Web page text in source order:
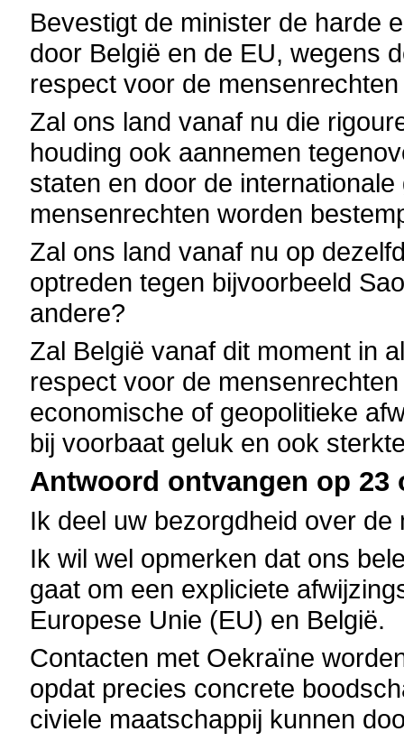
Bevestigt de minister de harde
door België en de EU, wegens
respect voor de
Zal ons land vanaf nu die
houding ook aannemen
staten en door de
mensenrechten worden
Zal ons land vanaf nu op
optreden tegen bijvoorbeeld
andere?
Zal België vanaf dit moment in
respect voor de
economische of geopolitieke
bij voorbaat geluk en ook
Antwoord ontvangen op 23
Ik deel uw bezorgdheid over
Ik wil wel opmerken dat ons
gaat om een expliciete
Europese Unie (EU) en België.
Contacten met Oekraïne
opdat precies concrete
civiele maatschappij kunnen